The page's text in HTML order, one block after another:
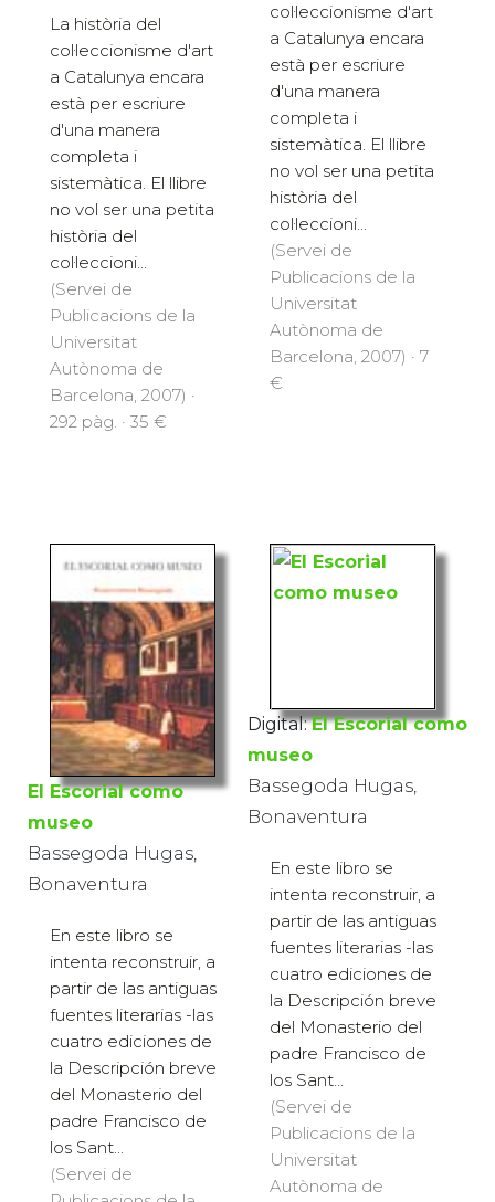
La història del
col·leccionisme d'art
a Catalunya encara
està per escriure
d'una manera
completa i
sistemàtica. El llibre
no vol ser una petita
història del
col·leccioni...
(Servei de
Publicacions de la
Universitat
Autònoma de
Barcelona, 2007) ·
292 pàg. · 35 €
col·leccionisme d'art
a Catalunya encara
està per escriure
d'una manera
completa i
sistemàtica. El llibre
no vol ser una petita
història del
col·leccioni...
(Servei de
Publicacions de la
Universitat
Autònoma de
Barcelona, 2007) · 7
€
El Escorial como
museo
Bassegoda Hugas,
Bonaventura
En este libro se
intenta reconstruir, a
partir de las antiguas
fuentes literarias -las
cuatro ediciones de
la Descripción breve
del Monasterio del
padre Francisco de
los Sant...
(Servei de
Digital: El Escorial como
museo
Bassegoda Hugas,
Bonaventura
En este libro se
intenta reconstruir, a
partir de las antiguas
fuentes literarias -las
cuatro ediciones de
la Descripción breve
del Monasterio del
padre Francisco de
los Sant...
(Servei de
Publicacions de la
Universitat
Autònoma de